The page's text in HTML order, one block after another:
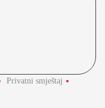
Privatni smještaj